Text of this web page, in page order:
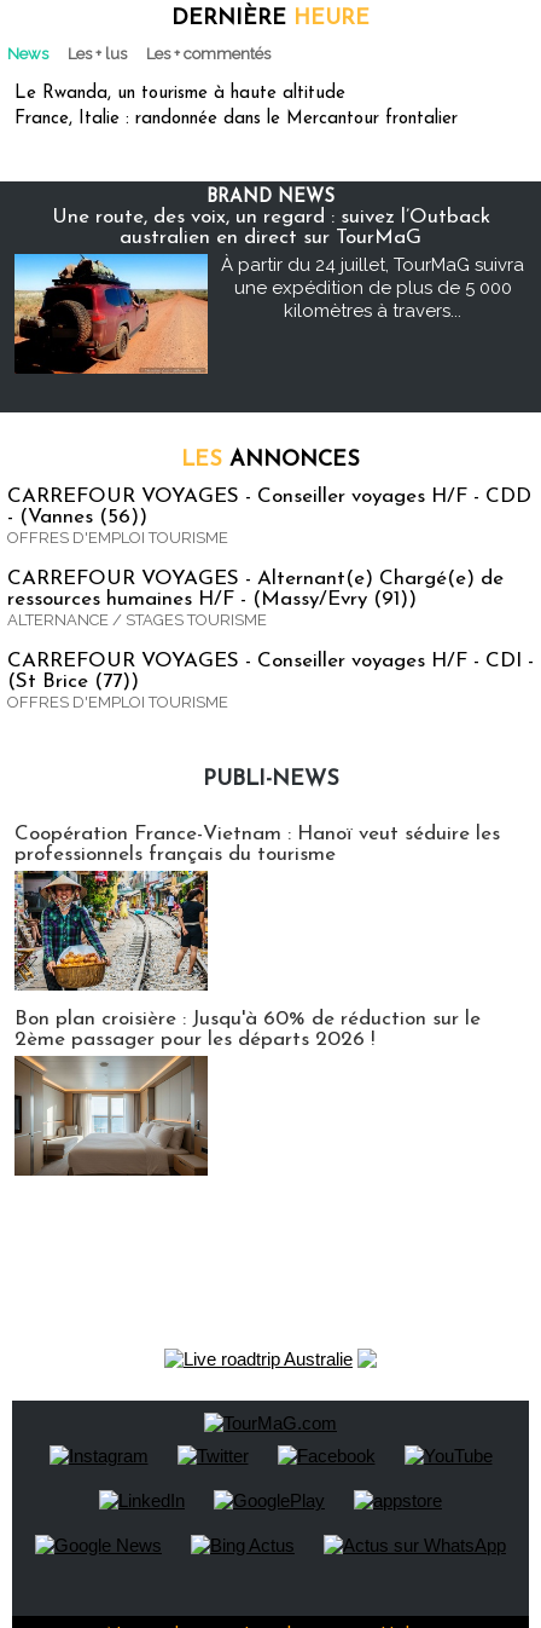
DERNIÈRE HEURE
News Les + lus Les + commentés
Le Rwanda, un tourisme à haute altitude
France, Italie : randonnée dans le Mercantour frontalier
BRAND NEWS
Une route, des voix, un regard : suivez l’Outback
australien en direct sur TourMaG
À partir du 24 juillet, TourMaG suivra
une expédition de plus de 5 000
kilomètres à travers...
LES ANNONCES
CARREFOUR VOYAGES - Conseiller voyages H/F - CDD
- (Vannes (56))
OFFRES D'EMPLOI TOURISME
CARREFOUR VOYAGES - Alternant(e) Chargé(e) de
ressources humaines H/F - (Massy/Evry (91))
ALTERNANCE / STAGES TOURISME
CARREFOUR VOYAGES - Conseiller voyages H/F - CDI -
(St Brice (77))
OFFRES D'EMPLOI TOURISME
PUBLI-NEWS
Coopération France-Vietnam : Hanoï veut séduire les
professionnels français du tourisme
Bon plan croisière : Jusqu'à 60% de réduction sur le
2ème passager pour les départs 2026 !